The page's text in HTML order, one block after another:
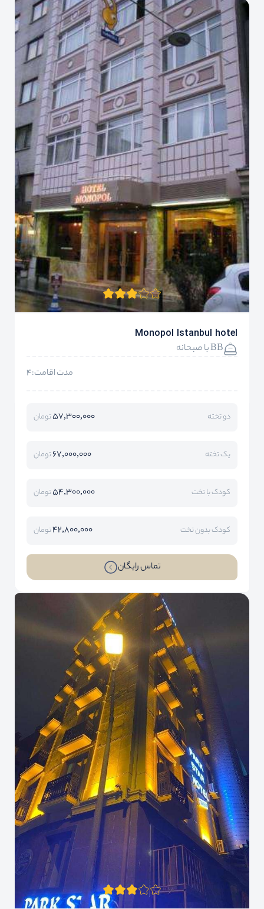
Monopol Istanbul hotel
BB با صبحانه
مدت اقامت:4
دو تخته 57,300,000تومان
یک تخته 67,000,000تومان
کودک با تخت 54,300,000تومان
کودک بدون تخت 42,800,000تومان
تماس رایگان